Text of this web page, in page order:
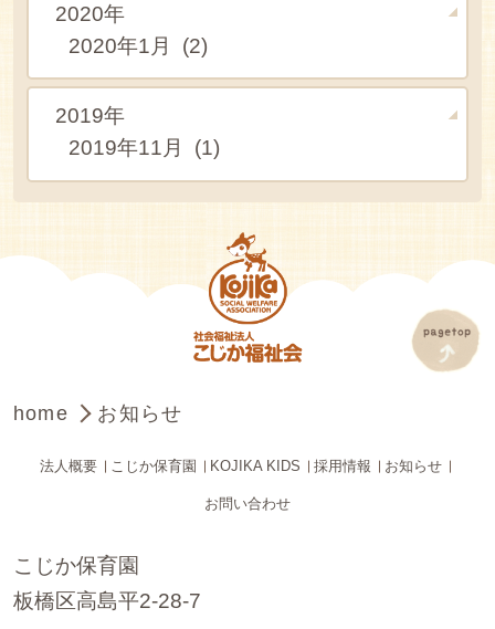
2020年
2020年1月 (2)
2019年
2019年11月 (1)
home お知らせ
法人概要 こじか保育園 KOJIKA KIDS 採用情報 お知らせ
お問い合わせ
こじか保育園
板橋区高島平2-28-7